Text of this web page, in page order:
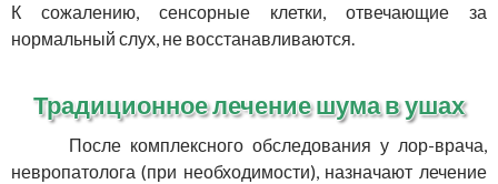
К сожалению, сенсорные клетки, отвечающие за
нормальный слух, не восстанавливаются.
Традиционное лечение шума в ушах
После комплексного обследования у лор-врача,
невропатолога (при необходимости), назначают лечение